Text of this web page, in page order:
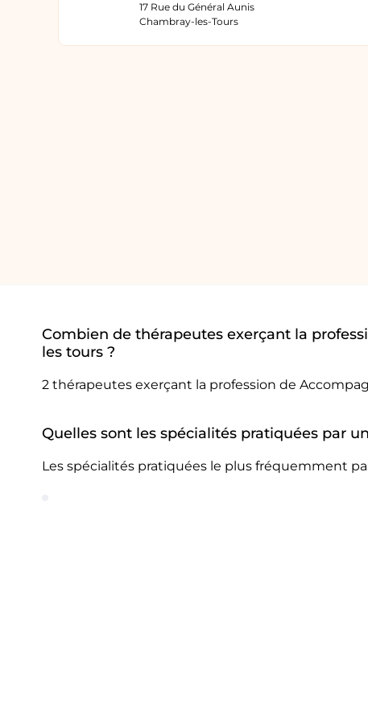
17 Rue du Général Aunis
Chambray-les-Tours
Combien de thérapeutes exerçant la
les tours ?
2 thérapeutes exerçant la profession de
Quelles sont les spécialités pratiquées par
Les spécialités pratiquées le plus fréquemment